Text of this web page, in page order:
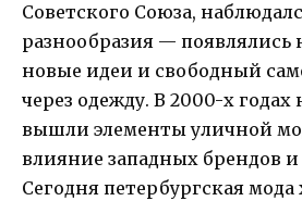
Советского Союза,
разнообразия — появлялись
новые идеи и свободный
через одежду. В 2000-х
вышли элементы уличной
влияние западных брендов
Сегодня петербургская мода